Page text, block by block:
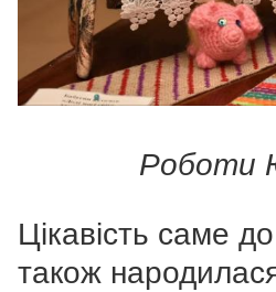
Роботи
Цікавість саме
також